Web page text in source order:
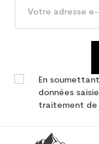
En
données
traitement de